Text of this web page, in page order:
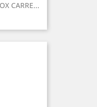
CARRE...